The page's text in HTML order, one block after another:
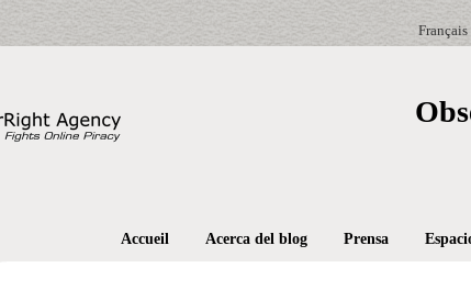
Français
Accueil Acerca del blog Prensa